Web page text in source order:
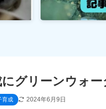
グリーンウォ
育成 2024年6月9日